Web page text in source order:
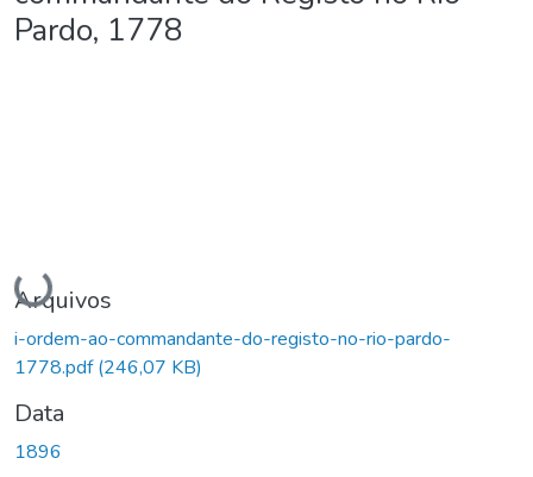
Pardo, 1778
Carregando...
Arquivos
i-ordem-ao-commandante-do-registo-no-rio-pardo-
1778.pdf(246,07 KB)
Data
1896